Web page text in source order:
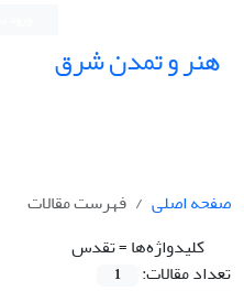
هنر و تمدن شرق
صفحه اصلی
فهرست مقالات
کلیدواژه‌ها =تقدس
تعداد مقالات:
1